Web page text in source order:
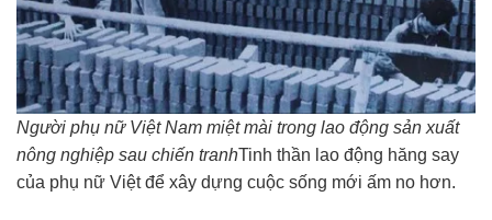
Người phụ nữ Việt Nam miệt mài trong lao động sản xuất
nông nghiệp sau chiến tranhTinh thần lao động hăng say
của phụ nữ Việt để xây dựng cuộc sống mới ấm no hơn.